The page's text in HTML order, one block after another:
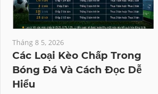
Tháng 8 5, 2026
Các Loại Kèo Chấp Trong
Bóng Đá Và Cách Đọc Dễ
Hiểu